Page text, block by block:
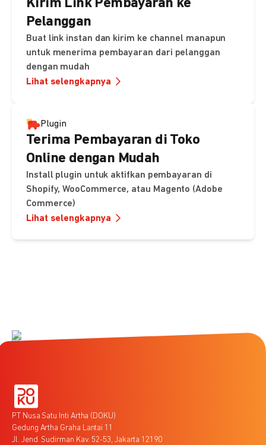
Kirim Link Pembayaran ke
Pelanggan
Buat link instan dan kirim ke channel manapun
untuk menerima pembayaran dari pelanggan
dengan mudah
Lihat selengkapnya
Plugin
Terima Pembayaran di Toko
Online dengan Mudah
Install plugin untuk aktifkan pembayaran di
Shopify, WooCommerce, atau Magento (Adobe
Commerce)
Lihat selengkapnya
PT Nusa Satu Inti Artha (DOKU)
Gedung Artha Graha Lantai 11
Jl. Jend. Sudirman Kav. 52-53, Jakarta 12190